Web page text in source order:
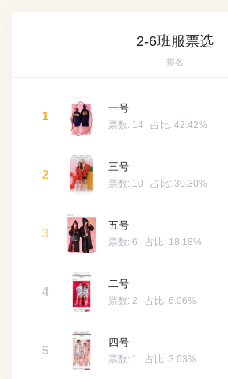
2-6班服票选
排名
1
一号
票数: 14 占比: 42.42%
2
三号
票数: 10 占比: 30.30%
3
五号
票数: 6 占比: 18.18%
4
二号
票数: 2 占比: 6.06%
5
四号
票数: 1 占比: 3.03%